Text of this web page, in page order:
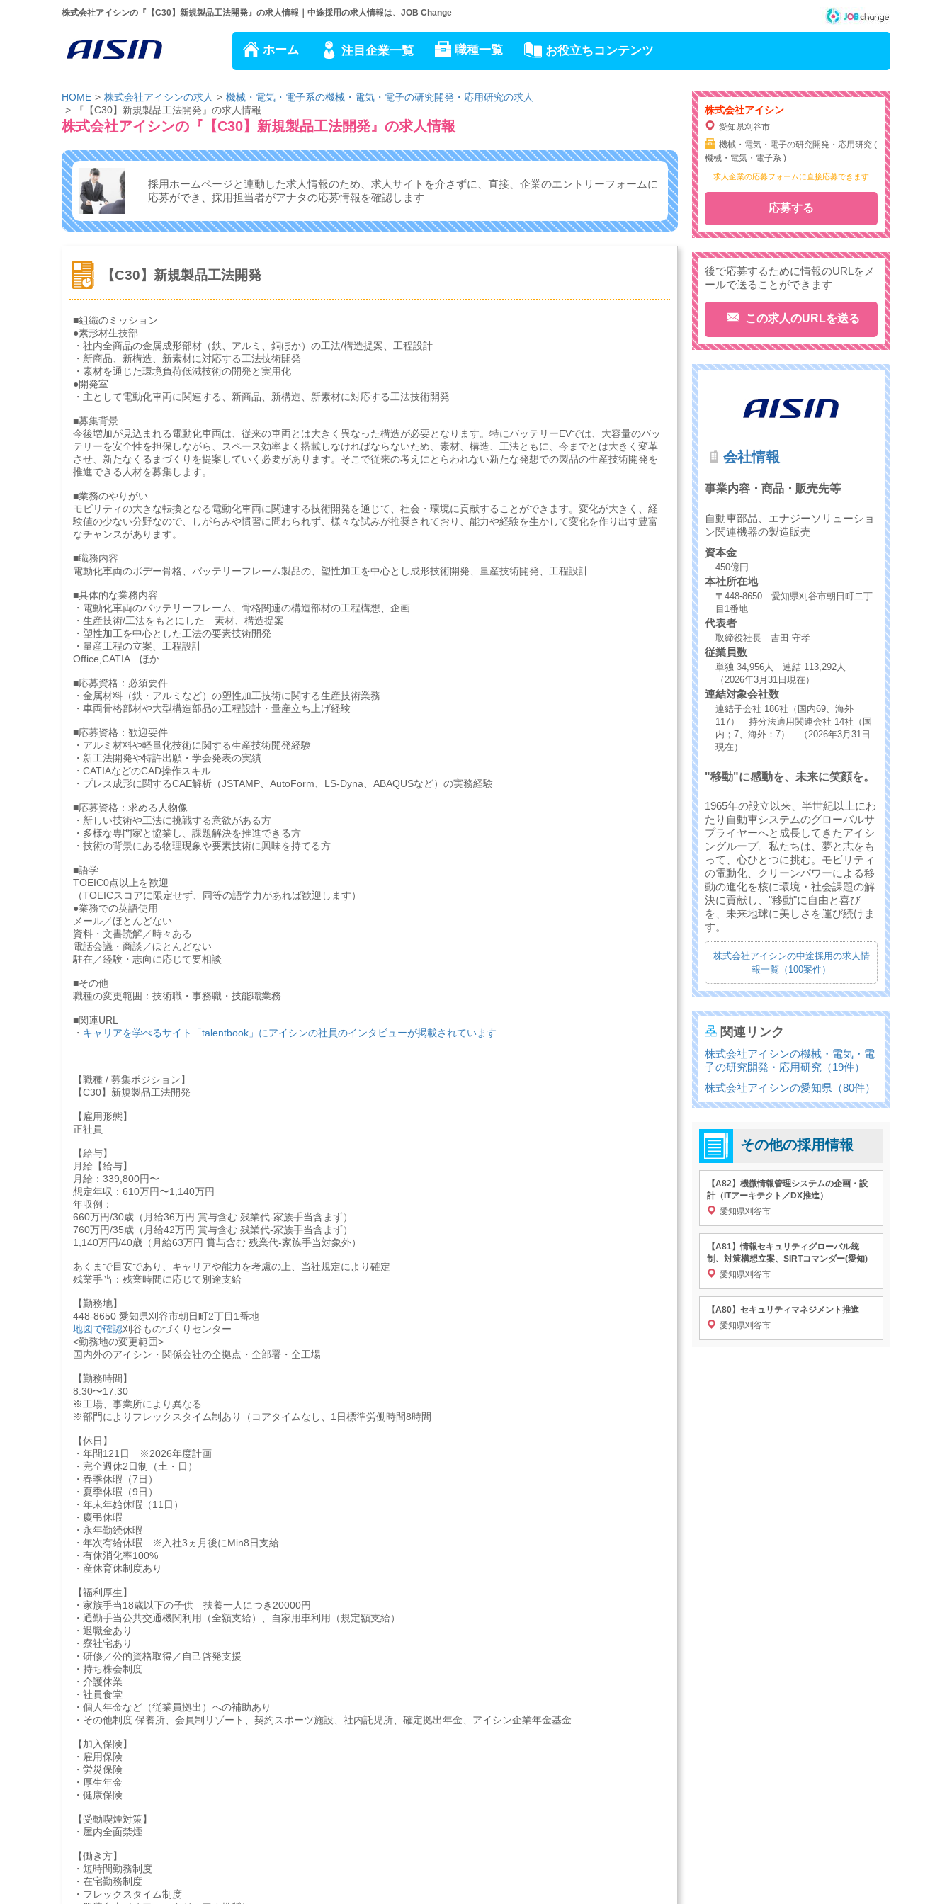
株式会社アイシンの『【C30】新規製品工法開発』の求人情報｜中途採用の求人情報は、JOB Change
ホーム 注目企業一覧 職種一覧 お役立ちコンテンツ
HOME 株式会社アイシンの求人
機械・電気・電子系の機械・電気・電子の研究開発・応用研究の求人
『【C30】新規製品工法開発』の求人情報
株式会社アイシンの『【C30】新規製品工法開発』の求人情報
採用ホームページと連動した求人情報のため、求人サイトを介さずに、 直接、企業のエントリーフォームに
応募ができ、 採用担当者がアナタの応募情報を確認します
【C30】新規製品工法開発
■組織のミッション
●素形材生技部
・社内全商品の金属成形部材（鉄、アルミ、銅ほか）の工法/構造提案、工程設計
・新商品、新構造、新素材に対応する工法技術開発
・素材を通じた環境負荷低減技術の開発と実用化
●開発室
・主として電動化車両に関連する、新商品、新構造、新素材に対応する工法技術開発
■募集背景
今後増加が見込まれる電動化車両は、従来の車両とは大きく異なった構造が必要となります。特にバッテリーEVでは、大容量のバッ
テリーを安全性を担保しながら、スペース効率よく搭載しなければならないため、素材、構造、工法ともに、今までとは大きく変革
させ、新たなくるまづくりを提案していく必要があります。そこで従来の考えにとらわれない新たな発想での製品の生産技術開発を
推進できる人材を募集します。
■業務のやりがい
モビリティの大きな転換となる電動化車両に関連する技術開発を通じて、社会・環境に貢献することができます。変化が大きく、経
験値の少ない分野なので、しがらみや慣習に問わられず、様々な試みが推奨されており、能力や経験を生かして変化を作り出す豊富
なチャンスがあります。
■職務内容
電動化車両のボデー骨格、バッテリーフレーム製品の、塑性加工を中心とし成形技術開発、量産技術開発、工程設計
■具体的な業務内容
・電動化車両のバッテリーフレーム、骨格関連の構造部材の工程構想、企画
・生産技術/工法をもとにした 素材、構造提案
・塑性加工を中心とした工法の要素技術開発
・量産工程の立案、工程設計
Office,CATIA ほか
■応募資格：必須要件
・金属材料（鉄・アルミなど）の塑性加工技術に関する生産技術業務
・車両骨格部材や大型構造部品の工程設計・量産立ち上げ経験
■応募資格：歓迎要件
・アルミ材料や軽量化技術に関する生産技術開発経験
・新工法開発や特許出願・学会発表の実績
・CATIAなどのCAD操作スキル
・プレス成形に関するCAE解析（JSTAMP、AutoForm、LS-Dyna、ABAQUSなど）の実務経験
■応募資格：求める人物像
・新しい技術や工法に挑戦する意欲がある方
・多様な専門家と協業し、課題解決を推進できる方
・技術の背景にある物理現象や要素技術に興味を持てる方
■語学
TOEIC0点以上を歓迎
（TOEICスコアに限定せず、同等の語学力があれば歓迎します）
●業務での英語使用
メール／ほとんどない
資料・文書読解／時々ある
電話会議・商談／ほとんどない
駐在／経験・志向に応じて要相談
■その他
職種の変更範囲：技術職・事務職・技能職業務
■関連URL
・ キャリアを学べるサイト「talentbook」にアイシンの社員のインタビューが掲載されています
【職種 / 募集ポジション】
【C30】新規製品工法開発
【雇用形態】
正社員
【給与】
月給【給与】
月給：339,800円〜
想定年収：610万円〜1,140万円
年収例：
660万円/30歳（月給36万円 賞与含む 残業代-家族手当含まず）
760万円/35歳（月給42万円 賞与含む 残業代-家族手当含まず）
1,140万円/40歳（月給63万円 賞与含む 残業代-家族手当対象外）
あくまで目安であり、キャリアや能力を考慮の上、当社規定により確定
残業手当：残業時間に応じて別途支給
【勤務地】
448-8650 愛知県刈谷市朝日町2丁目1番地
地図で確認刈谷ものづくりセンター
<勤務地の変更範囲>
国内外のアイシン・関係会社の全拠点・全部署・全工場
【勤務時間】
8:30〜17:30
※工場、事業所により異なる
※部門によりフレックスタイム制あり（コアタイムなし、1日標準労働時間8時間
【休日】
・年間121日 ※2026年度計画
・完全週休2日制（土・日）
・春季休暇（7日）
・夏季休暇（9日）
・年末年始休暇（11日）
・慶弔休暇
・永年勤続休暇
・年次有給休暇 ※入社3ヵ月後にMin8日支給
・有休消化率100%
・産休育休制度あり
【福利厚生】
・家族手当18歳以下の子供 扶養一人につき20000円
・通勤手当公共交通機関利用（全額支給）、自家用車利用（規定額支給）
・退職金あり
・寮社宅あり
・研修／公的資格取得／自己啓発支援
・持ち株会制度
・介護休業
・社員食堂
・個人年金など（従業員拠出）への補助あり
・その他制度 保養所、会員制リゾート、契約スポーツ施設、社内託児所、確定拠出年金、アイシン企業年金基金
【加入保険】
・雇用保険
・労災保険
・厚生年金
・健康保険
【受動喫煙対策】
・屋内全面禁煙
【働き方】
・短時間勤務制度
・在宅勤務制度
・フレックスタイム制度
株式会社アイシン
愛知県刈谷市
機械・電気・電子の研究開発・応用研究 (
機械・電気・電子系 )
求人企業の応募フォームに直接応募できます
応募する
後で応募するために情報のURLをメ
ールで送ることができます
この求人のURLを送る
会社情報
事業内容・商品・販売先等
自動車部品、エナジーソリューショ
ン関連機器の製造販売
資本金
450億円
本社所在地
〒448-8650 愛知県刈谷市朝日町二丁
目1番地
代表者
取締役社長 吉田 守孝
従業員数
単独 34,956人 連結 113,292人
（2026年3月31日現在）
連結対象会社数
連結子会社 186社（国内69、海外
117） 持分法適用関連会社 14社（国
内；7、海外：7） （2026年3月31日
現在）
"移動"に感動を、未来に笑顔を。
1965年の設立以来、半世紀以上にわ
たり自動車システムのグローバルサ
プライヤーへと成長してきたアイシ
ングループ。私たちは、夢と志をも
って、心ひとつに挑む。モビリティ
の電動化、クリーンパワーによる移
動の進化を核に環境・社会課題の解
決に貢献し、"移動"に自由と喜び
を、未来地球に美しさを運び続けま
す。
株式会社アイシンの中途採用の求人情
報一覧（100案件）
関連リンク
株式会社アイシンの機械・電気・電
子の研究開発・応用研究（19件）
株式会社アイシンの愛知県（80件）
その他の採用情報
【A82】機微情報管理システムの企画・設
計（ITアーキテクト／DX推進）
愛知県刈谷市
【A81】情報セキュリティグローバル統
制、対策構想立案、SIRTコマンダー(愛知)
愛知県刈谷市
【A80】セキュリティマネジメント推進
愛知県刈谷市